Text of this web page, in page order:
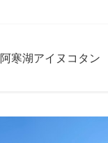
阿寒湖アイヌコタン